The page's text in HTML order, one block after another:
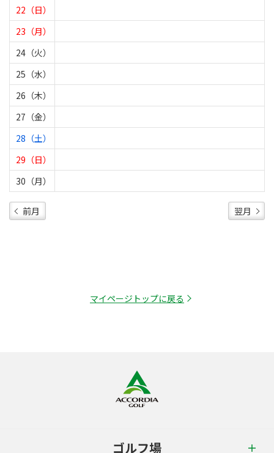
22（日）
23（月）
24（火）
25（水）
26（木）
27（金）
28（土）
29（日）
30（月）
前月 翌月
マイページトップに戻る
ゴルフ場